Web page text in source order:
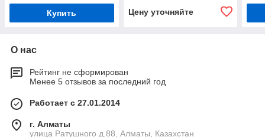
Купить Цену уточняйте
О нас
Рейтинг не сформирован
Менее 5 отзывов за последний год
Работает с 27.01.2014
г. Алматы
улица Ратушного д.88, Алматы, Казахстан